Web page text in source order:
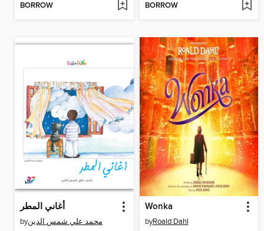
BORROW BORROW
أغاني المطر
byمحمد علي شمس الدين
Wonka
byRoald Dahl